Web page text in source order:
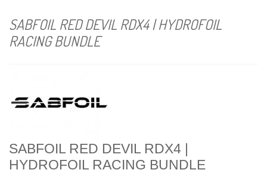
SABFOIL RED DEVIL RDX4 | HYDROFOIL
RACING BUNDLE
SABFOIL RED DEVIL RDX4 |
HYDROFOIL RACING BUNDLE